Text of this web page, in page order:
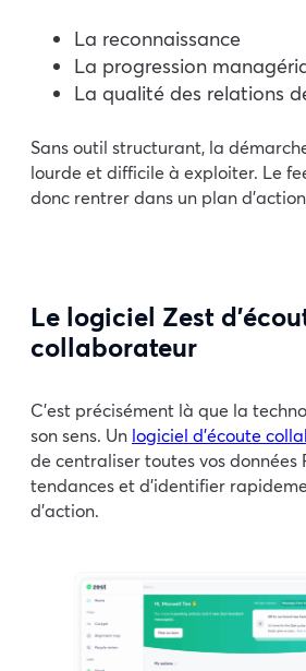
La reconnaissance
La progression
La qualité des relations
Sans outil structurant, la
lourde et difficile à exploiter. Le
donc rentrer dans un plan
Le logiciel Zest
collaborateur
C’est précisément là que la
son sens. Un logiciel d’écoute
de centraliser toutes vos données
tendances et d’identifier
d’action.